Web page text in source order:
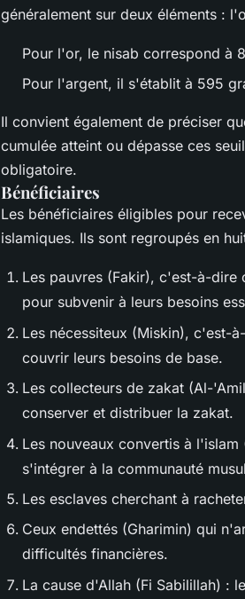
généralement sur deux éléments :
Pour l'or, le nisab correspond à
Pour l'argent, il s'établit à 595
Il convient également de préciser
cumulée atteint ou dépasse ces
obligatoire.
Bénéficiaires
Les bénéficiaires éligibles pour
islamiques. Ils sont regroupés en
Les pauvres (Fakir), c'est-à-dire
pour subvenir à leurs besoins
Les nécessiteux (Miskin), c'est-
couvrir leurs besoins de base.
Les collecteurs de zakat (Al-
conserver et distribuer la zakat.
Les nouveaux convertis à
s'intégrer à la communauté
Les esclaves cherchant à
Ceux endettés (Gharimin) qui
difficultés financières.
La cause d'Allah (Fi Sabilillah) :